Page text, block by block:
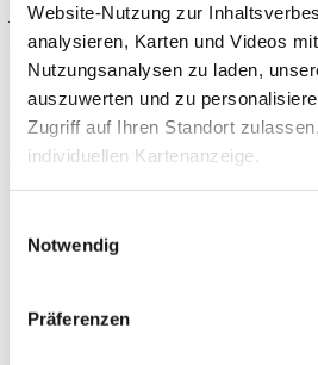
Website-Nutzung zur
analysieren, Karten und Videos
Nutzungsanalysen zu laden,
auszuwerten und zu
Zugriff auf Ihren Standort
individuellen Kartenanzeige.
unsere Partner Daten wie Ihre IP-
verarbeiten diese zusammen mit
Websites. Die Partner erkennen
zum Website-Besuch
Notwendig
Präferenzen
Jugendlichen.
IB_Flyer_-